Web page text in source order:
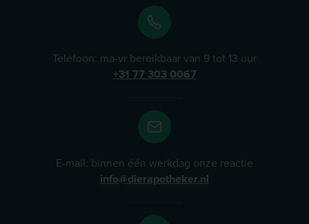
Telefoon: ma-vr bereikbaar van 9 tot 13 uur
+31 77 303 0067
E-mail: binnen één werkdag onze reactie
info@dierapotheker.nl